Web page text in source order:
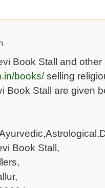
Book Stall and
books/selling
Book Stall are given
Book Stall,